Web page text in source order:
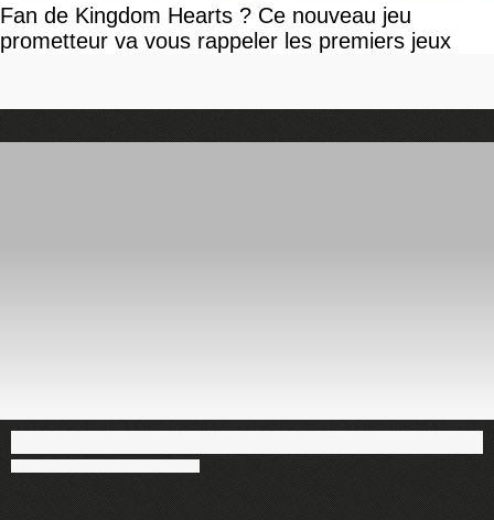
Fan de Kingdom Hearts ? Ce nouveau jeu
prometteur va vous rappeler les premiers jeux